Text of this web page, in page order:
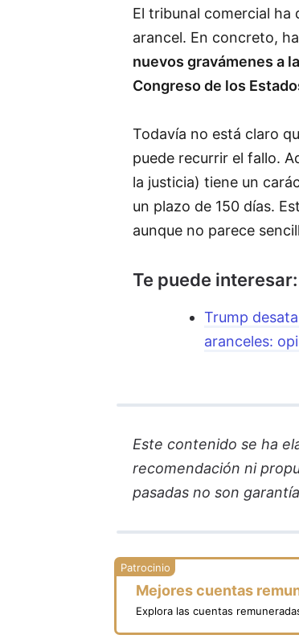
El tribunal comercial ha
arancel. En concreto,
nuevos gravámenes a
Congreso de los
Todavía no está claro
puede recurrir el fallo.
la justicia) tiene un
un plazo de 150 días.
aunque no parece
Te puede interesar:
Trump
aranceles:
Este contenido se ha
recomendación ni
pasadas no son
Mejores cuentas
Explora las cuentas